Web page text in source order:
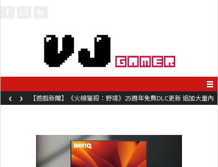
【遊戲新聞】《火線獵殺：野境》25週年免費DLC更新 追加大量內
容同時系舊作限時超平價折扣
‹ ›